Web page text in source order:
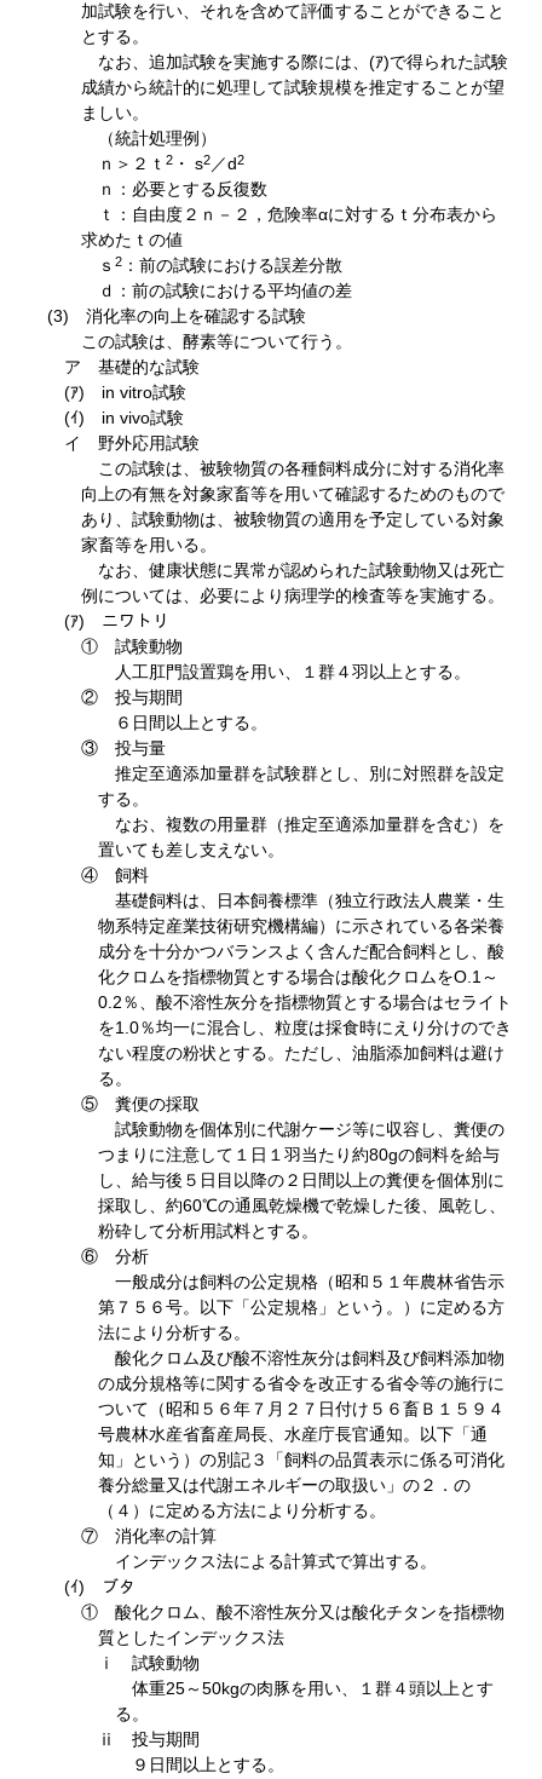
加試験を行い、それを含めて評価することができること
とする。
なお、追加試験を実施する際には、(ｱ)で得られた試験
成績から統計的に処理して試験規模を推定することが望
ましい。
（統計処理例）
ｎ＞２ｔ 2 ・ s2 ／d2
ｎ：必要とする反復数
ｔ：自由度２ｎ－２，危険率αに対するｔ分布表から
求めたｔの値
ｓ 2 ：前の試験における誤差分散
ｄ：前の試験における平均値の差
(3) 消化率の向上を確認する試験
この試験は、酵素等について行う。
ア 基礎的な試験
(ｱ) in vitro試験
(ｲ) in vivo試験
イ 野外応用試験
この試験は、被験物質の各種飼料成分に対する消化率
向上の有無を対象家畜等を用いて確認するためのもので
あり、試験動物は、被験物質の適用を予定している対象
家畜等を用いる。
なお、健康状態に異常が認められた試験動物又は死亡
例については、必要により病理学的検査等を実施する。
(ｱ) ニワトリ
① 試験動物
人工肛門設置鶏を用い、１群４羽以上とする。
② 投与期間
６日間以上とする。
③ 投与量
推定至適添加量群を試験群とし、別に対照群を設定
する。
なお、複数の用量群（推定至適添加量群を含む）を
置いても差し支えない。
④ 飼料
基礎飼料は、日本飼養標準（独立行政法人農業・生
物系特定産業技術研究機構編）に示されている各栄養
成分を十分かつバランスよく含んだ配合飼料とし、酸
化クロムを指標物質とする場合は酸化クロムをO.1～
0.2％、酸不溶性灰分を指標物質とする場合はセライト
を1.0％均一に混合し、粒度は採食時にえり分けのでき
ない程度の粉状とする。ただし、油脂添加飼料は避け
る。
⑤ 糞便の採取
試験動物を個体別に代謝ケージ等に収容し、糞便の
つまりに注意して１日１羽当たり約80gの飼料を給与
し、給与後５日目以降の２日間以上の糞便を個体別に
採取し、約60℃の通風乾燥機で乾燥した後、風乾し、
粉砕して分析用試料とする。
⑥ 分析
一般成分は飼料の公定規格（昭和５１年農林省告示
第７５６号。以下「公定規格」という。）に定める方
法により分析する。
酸化クロム及び酸不溶性灰分は飼料及び飼料添加物
の成分規格等に関する省令を改正する省令等の施行に
ついて（昭和５６年７月２７日付け５６畜Ｂ１５９４
号農林水産省畜産局長、水産庁長官通知。以下「通
知」という）の別記３「飼料の品質表示に係る可消化
養分総量又は代謝エネルギーの取扱い」の２．の
（４）に定める方法により分析する。
⑦ 消化率の計算
インデックス法による計算式で算出する。
(ｲ) ブタ
① 酸化クロム、酸不溶性灰分又は酸化チタンを指標物
質としたインデックス法
ⅰ 試験動物
体重25～50kgの肉豚を用い、１群４頭以上とす
る。
ⅱ 投与期間
９日間以上とする。